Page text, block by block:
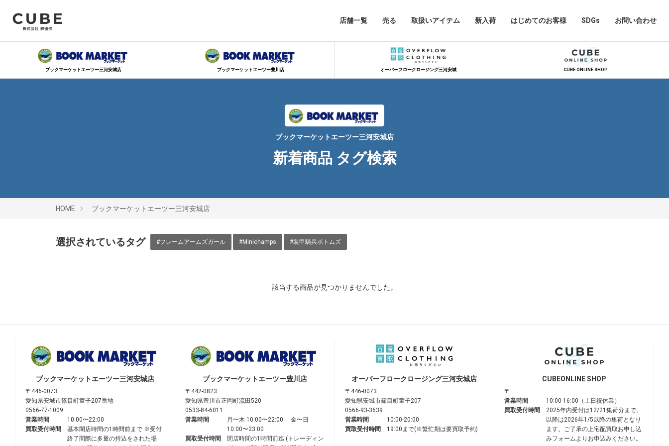
店舗一覧 売る 取扱いアイテム 新入荷 はじめてのお客様 SDGs お問い合わせ
ブックマーケットエーツー三河安城店 ブックマーケットエーツー豊川店 オーバーフロークロージング三河安城 CUBE ONLINE SHOP
ブックマーケットエーツー三河安城店
新着商品 タグ検索
HOME ブックマーケットエーツー三河安城店
選択されているタグ #フレームアームズガール #Minichamps #装甲騎兵ボトムズ
該当する商品が見つかりませんでした。
ブックマーケットエーツー三河安城店
〒446-0073
愛知県安城市篠目町童子207番地
0566-77-1009
営業時間
10:00〜22:00
買取受付時間
基本閉店時間の1時間前まで ※受付
終了間際に多量の持込をされた場
ブックマーケットエーツー豊川店
〒442-0823
愛知県豊川市正岡町流田520
0533-84-6011
営業時間
月〜木 10:00〜22:00 金〜日
10:00〜23:00
買取受付時間
閉店時間の1時間前迄 (トレーディン
オーバーフロークロージング三河安城店
〒446-0073
愛知県安城市篠目町童子207
0566-93-3639
営業時間
10:00-20:00
買取受付時間
19:00まで(※繁忙期は要買取予約)
CUBEONLINE SHOP
〒
営業時間
10:00-16:00（土日祝休業）
買取受付時間
2025年内受付は12/21集荷分まで。
以降は2026年1/5以降の集荷となり
ます。ご了承の上宅配買取お申し込
みフォームよりお申込みください。